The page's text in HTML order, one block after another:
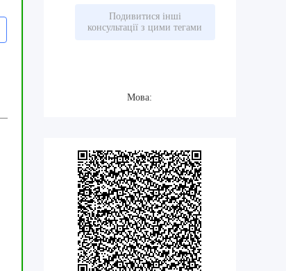
Подивитися інші
консультації з цими тегами
Мова: